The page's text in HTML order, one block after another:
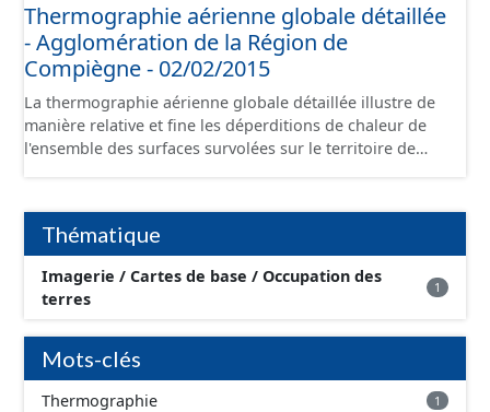
Thermographie aérienne globale détaillée
- Agglomération de la Région de
Compiègne - 02/02/2015
La thermographie aérienne globale détaillée illustre de
manière relative et fine les déperditions de chaleur de
l'ensemble des surfaces survolées sur le territoire de
L'acquisition des données a été réalisée pendant la nuit
du 02/02/2015.
Thématique
Imagerie / Cartes de base / Occupation des
terres
1
Mots-clés
Thermographie 1